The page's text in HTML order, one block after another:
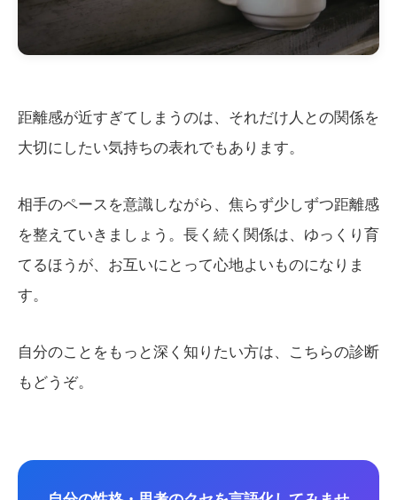
距離感が近すぎてしまうのは、それだけ人との関係を
大切にしたい気持ちの表れでもあります。
相手のペースを意識しながら、焦らず少しずつ距離感
を整えていきましょう。長く続く関係は、ゆっくり育
てるほうが、お互いにとって心地よいものになりま
す。
自分のことをもっと深く知りたい方は、こちらの診断
もどうぞ。